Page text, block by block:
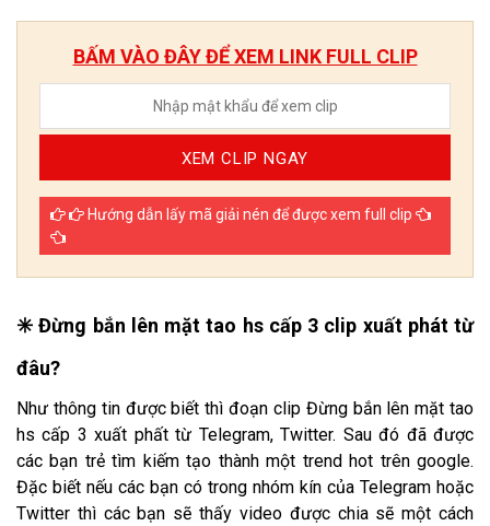
BẤM VÀO ĐÂY ĐỂ XEM LINK FULL CLIP
XEM CLIP NGAY
Hướng dẫn lấy mã giải nén để được xem full clip
✳️ Đừng bắn lên mặt tao hs cấp 3 clip xuất phát từ
đâu?
Như thông tin được biết thì đoạn clip Đừng bắn lên mặt tao
hs cấp 3 xuất phất từ Telegram, Twitter. Sau đó đã được
các bạn trẻ tìm kiếm tạo thành một trend hot trên google.
Đặc biết nếu các bạn có trong nhóm kín của Telegram hoặc
Twitter thì các bạn sẽ thấy video được chia sẽ một cách